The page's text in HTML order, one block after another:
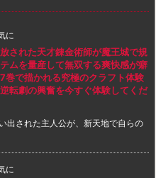
に
された天才錬金術師が魔王城で規
ムを量産して無双する爽快感が癖
巻で描かれる究極のクラフト体験
転劇の興奮を今すぐ体験してくだ
出された主人公が、新天地で自らの
に